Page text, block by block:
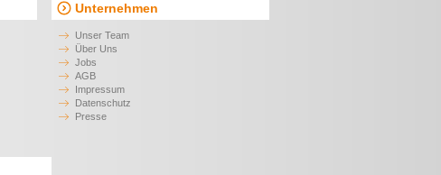
Unternehmen
Unser Team
Über Uns
Jobs
AGB
Impressum
Datenschutz
Presse